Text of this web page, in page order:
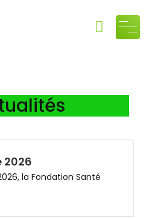
2026
la Fondation Santé